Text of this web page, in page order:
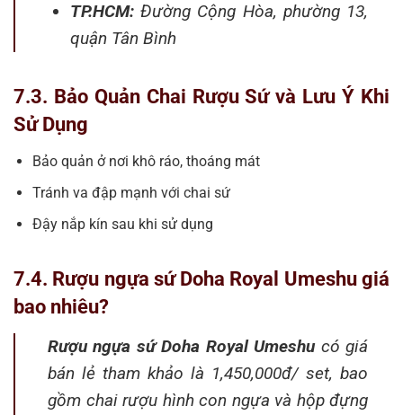
TP.HCM:Đường Cộng Hòa, phường 13,
quận Tân Bình
7.3. Bảo Quản Chai Rượu Sứ và Lưu Ý Khi
Sử Dụng
Bảo quản ở nơi khô ráo, thoáng mát
Tránh va đập mạnh với chai sứ
Đậy nắp kín sau khi sử dụng
7.4. Rượu ngựa sứ Doha Royal Umeshu giá
bao nhiêu?
Rượu ngựa sứ Doha Royal Umeshucó giá
bán lẻ tham khảo là 1,450,000đ/ set, bao
gồm chai rượu hình con ngựa và hộp đựng